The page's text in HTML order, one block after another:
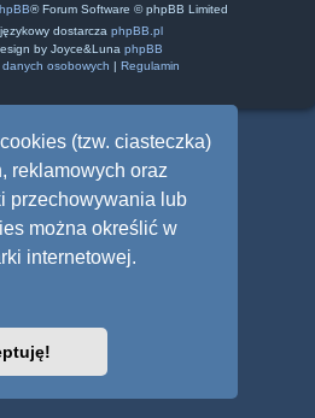
(tzw. ciasteczka)
reklamowych oraz
przechowywania lub
można określić w
internetowej.
® Forum Software © phpBB Limited
dostarcza phpBB.pl
by Joyce&Luna phpBB
osobowych | Regulamin